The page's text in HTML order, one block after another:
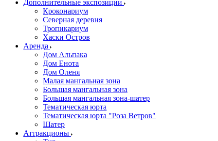
Дополнительные экспозиции
Кроконариум
Северная деревня
Тропикариум
Хаски Остров
Аренда
Дом Альпака
Дом Енота
Дом Оленя
Малая мангальная зона
Большая мангальная зона
Большая мангальная зона-шатер
Тематическая юрта
Тематическая юрта "Роза Ветров"
Шатер
Аттракционы